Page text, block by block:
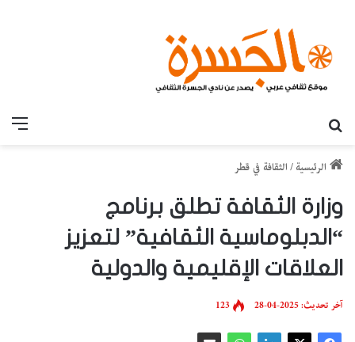
الرئيسية / الثقافة في قطر
وزارة الثقافة تطلق برنامج
“الدبلوماسية الثقافية” لتعزيز
العلاقات الإقليمية والدولية
آخر تحديث: 2025-04-28 123